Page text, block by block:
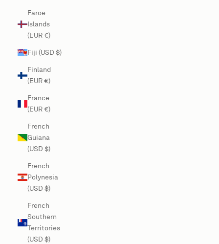
Faroe
Islands
(EUR €)
Fiji (USD $)
Finland
(EUR €)
France
(EUR €)
French
Guiana
(USD $)
French
Polynesia
(USD $)
French
Southern
Territories
(USD $)